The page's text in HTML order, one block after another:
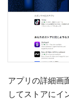
アプリの詳細画
してストアにイ